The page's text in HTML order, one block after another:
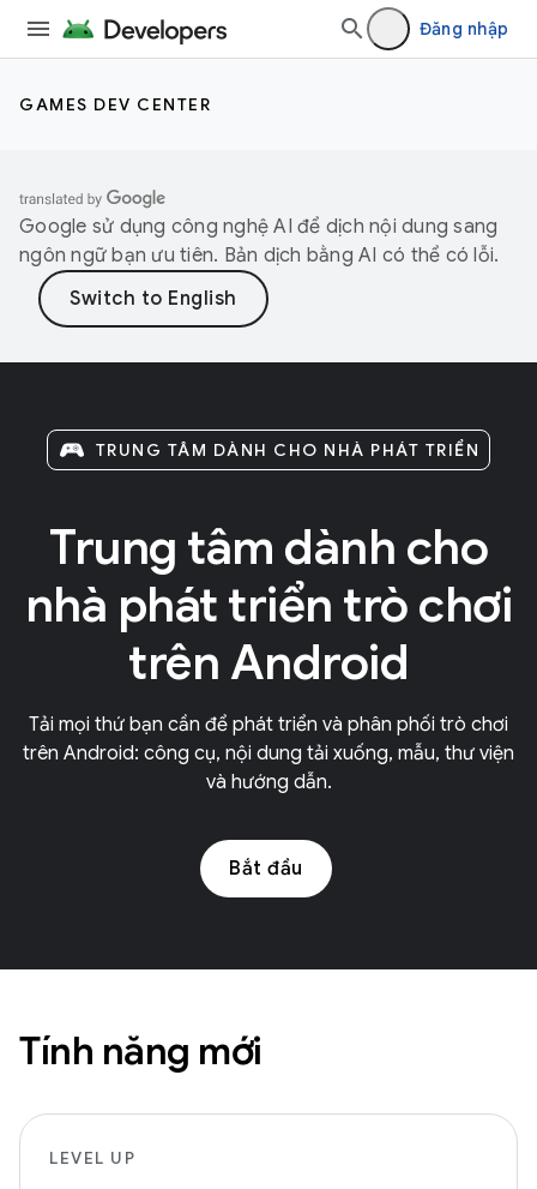
Đăng nhập
GAMES DEV CENTER
Google sử dụng công nghệ AI để dịch nội dung sang
ngôn ngữ bạn ưu tiên. Bản dịch bằng AI có thể có lỗi.
TRUNG TÂM DÀNH CHO NHÀ PHÁT TRIỂN
Trung tâm dành cho
nhà phát triển trò chơi
trên Android
Tải mọi thứ bạn cần để phát triển và phân phối trò chơi
trên Android: công cụ, nội dung tải xuống, mẫu, thư viện
và hướng dẫn.
Bắt đầu
Tính năng mới
LEVEL UP